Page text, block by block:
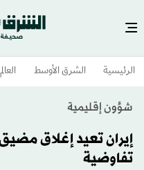
الرئيسية الشرق الأوسط​ العالم
شؤون إقليمية
إيران تعيد إغلاق
تفاوضية